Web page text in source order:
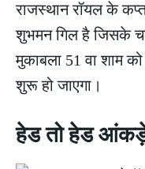
राजस्थान रॉयल के
शुभमन गिल है जिसके
मुकाबला 51 वा शाम
शुरू हो जाएगा।
हेड तो हेड